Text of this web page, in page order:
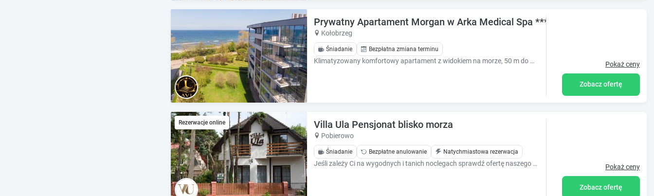
Prywatny Apartament Morgan w Arka Medical Spa **** z widokiem na morze
Kołobrzeg
Śniadanie Bezpłatna zmiana terminu
Klimatyzowany komfortowy apartament z widokiem na morze, 50 m do morza. W pełni wyposażony apartament z 1 sypialnią, aneksem, łazienką i balkonem, Pokaż ceny
Zobacz ofertę
Rezerwacje online Villa Ula Pensjonat blisko morza
Pobierowo
Śniadanie Bezpłatne anulowanie Natychmiastowa rezerwacja
Jeśli zależy Ci na wygodnych i tanich noclegach sprawdź ofertę naszego ośrodka w Pobierowie Pokaż ceny
Zobacz ofertę